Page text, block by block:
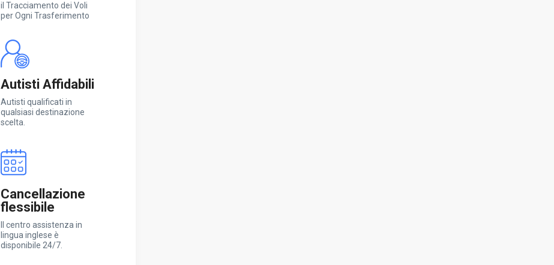
il Tracciamento dei Voli
per Ogni Trasferimento
Autisti Affidabili
Autisti qualificati in
qualsiasi destinazione
scelta.
Cancellazione
flessibile
Il centro assistenza in
lingua inglese è
disponibile 24/7.